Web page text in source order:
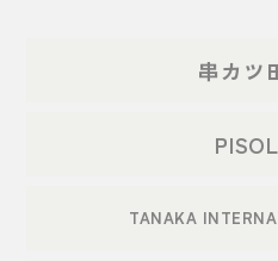
串カツ
TANAKA